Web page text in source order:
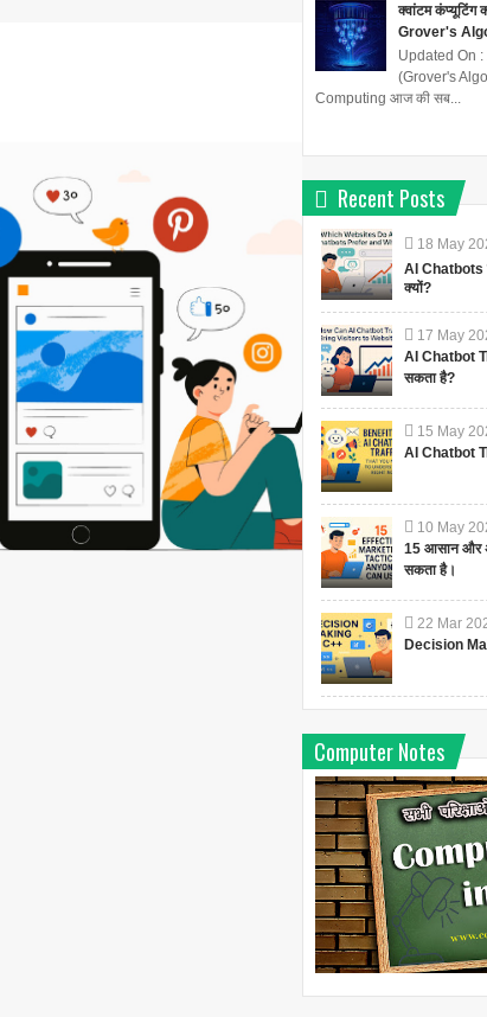
क्वांटम
Grover's
Updated On :
(Grover's
Computing आज की सब...
Recent Posts
18 May
AI Chatbots
क्यों?
17 May
AI Chatbot
सकता है?
15 May
AI Chatbot
10 May
15 आसान और
सकता है।
22 Mar
Decision
Computer Notes